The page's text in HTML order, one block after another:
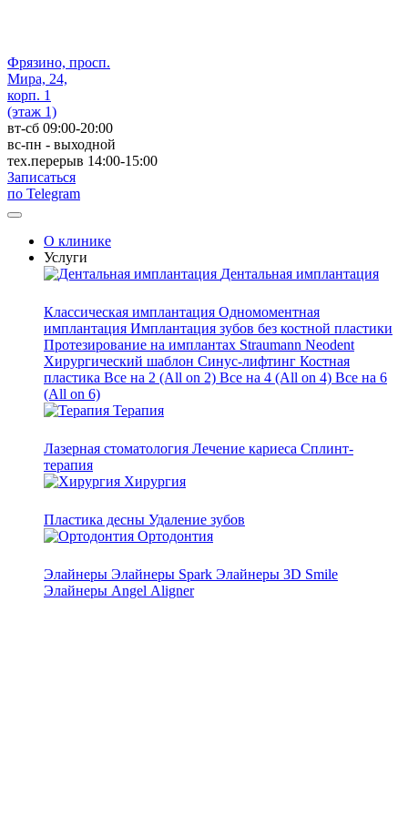
Фрязино, просп.
Мира, 24,
корп. 1
(этаж 1)
вт-сб 09:00-20:00
вс-пн - выходной
тех.перерыв 14:00-15:00
Записаться
по Telegram
О клинике
Услуги
Дентальная имплантация
Классическая имплантация Одномоментная
имплантация Имплантация зубов без костной пластики
Протезирование на имплантах Straumann Neodent
Хирургический шаблон Синус-лифтинг Костная
пластика Все на 2 (All on 2) Все на 4 (All on 4) Все на 6
(All on 6)
Терапия
Лазерная стоматология Лечение кариеса Сплинт-
терапия
Хирургия
Пластика десны Удаление зубов
Ортодонтия
Элайнеры Элайнеры Spark Элайнеры 3D Smile
Элайнеры Angel Аligner